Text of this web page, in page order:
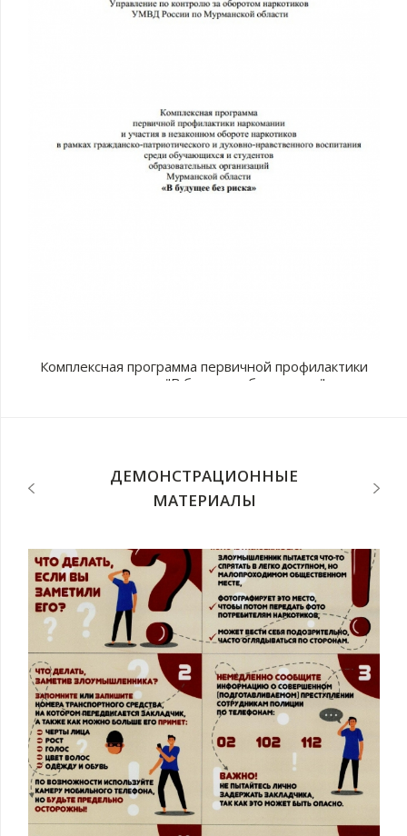
Комплексная программа первичной профилактики
наркомании "В будущее без рисков"
ДЕМОНСТРАЦИОННЫЕ
МАТЕРИАЛЫ